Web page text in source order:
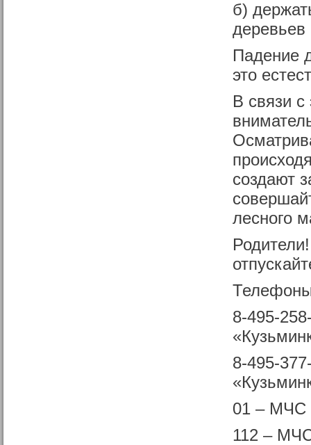
б)
Падение
это
В связи с
создают
лесного
8-495-
8-495-
01 – МЧС
112 –